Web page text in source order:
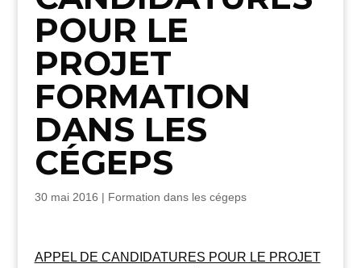
POUR LE
PROJET
FORMATION
DANS LES
CÉGEPS
30 mai 2016 | Formation dans les cégeps
APPEL DE CANDIDATURES POUR LE PROJET